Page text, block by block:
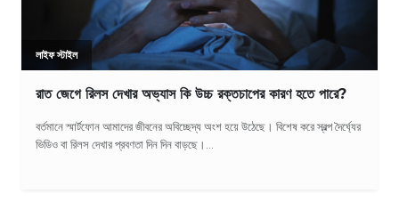
লাইফ স্টাইল
রাত জেগে রিলস দেখার অভ্যাস কি উচ্চ রক্তচাপের কারণ হতে পারে?
বর্তমানে স্মার্টফোন আমাদের জীবনের অবিচ্ছেদ্য অংশ হয়ে উঠেছে। বিশেষ করে স্বল্প দৈর্ঘ্যের
ভিডিও বা রিলস দেখার প্রবণতা দিন দিন বাড়ছে।...